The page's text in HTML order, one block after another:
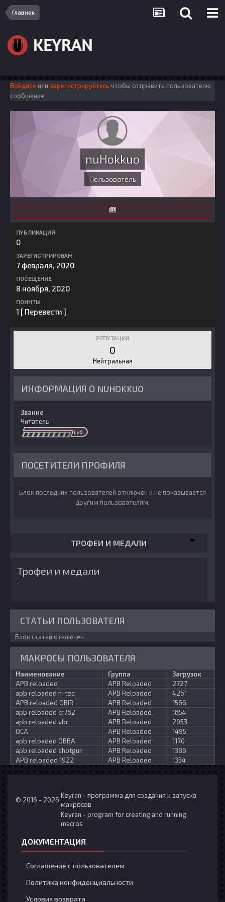
Главная
Войдите или зарегистрируйтесь чтобы отправить пользователю
сообщение
nuHokkuo
Пользователь
ПУБЛИКАЦИЙ
0
ЗАРЕГИСТРИРОВАН
7 февраля, 2020
ПОСЕЩЕНИЕ
8 ноября, 2020
ПОИНТЫ
1 [ Перевести ]
РЕПУТАЦИЯ
0
Нейтральная
ИНФОРМАЦИЯ О NUHOKKUO
Звание
Читатель
ПОСЕТИТЕЛИ ПРОФИЛЯ
Блок последних пользователей отключён и не показывается
другим пользователям.
ТРОФЕИ И МЕДАЛИ
Трофеи и медали
СТАТЬИ ПОЛЬЗОВАТЕЛЯ
Блок статей отключен
МАКРОСЫ ПОЛЬЗОВАТЕЛЯ
Наименование Группа
Загрузок
APB reloaded
APB Reloaded
2727
apb reloaded n-tec
APB Reloaded
4261
APB reloaded OBIR
APB Reloaded
1566
apb reloaded cr762
APB Reloaded
1654
apb reloaded vbr
APB Reloaded
2053
OCA
APB Reloaded
1495
apb reloaded OBBA
APB Reloaded
1170
apb reloaded shotgun
APB Reloaded
1386
APB reloaded 1922
APB Reloaded 1334
© 2016 - 2026
Keyran - программа для создания и запуска
макросов
Keyran - program for creating and running
macros
ДОКУМЕНТАЦИЯ
Соглашение с пользователем
Политика конфиденциальности
Условия возврата